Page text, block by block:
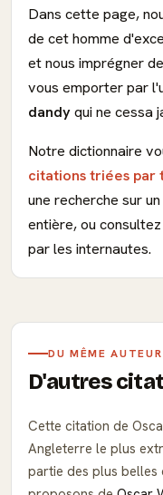
Dans cette page,
de cet homme
et nous imprégner
vous emporter par
dandyqui ne cessa
Notre dictionnaire
citations triées par
une recherche sur
entière, ou
par les internautes.
DU MÊME AUTEUR
D'autres
Cette citation de
Angleterre le plus
partie des plus belles